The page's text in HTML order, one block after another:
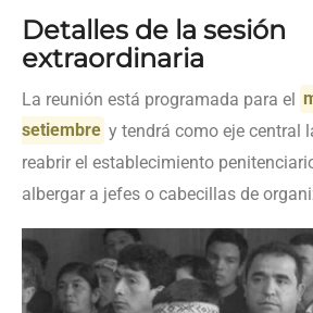
Detalles de la sesión
extraordinaria
La reunión está programada para el
setiembre y tendrá como eje central
reabrir el establecimiento
albergar a jefes o cabecillas de